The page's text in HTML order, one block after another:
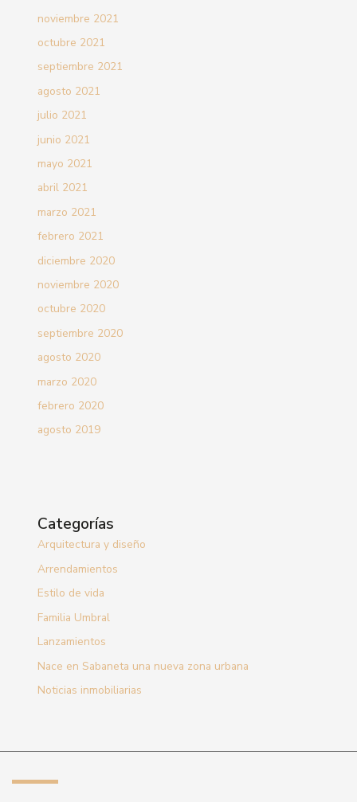
noviembre 2021
octubre 2021
septiembre 2021
agosto 2021
julio 2021
junio 2021
mayo 2021
abril 2021
marzo 2021
febrero 2021
diciembre 2020
noviembre 2020
octubre 2020
septiembre 2020
agosto 2020
marzo 2020
febrero 2020
agosto 2019
Categorías
Arquitectura y diseño
Arrendamientos
Estilo de vida
Familia Umbral
Lanzamientos
Nace en Sabaneta una nueva zona urbana
Noticias inmobiliarias